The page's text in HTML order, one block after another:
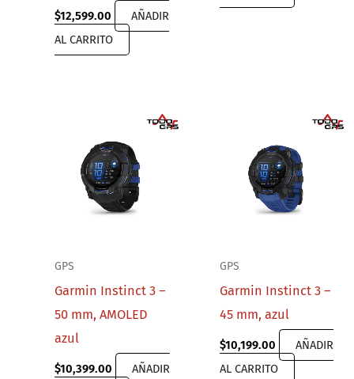
$12,599.00
AÑADIR
AL CARRITO
GPS
Garmin Instinct 3 –
50 mm, AMOLED
azul
$10,399.00
AÑADIR
GPS
Garmin Instinct 3 –
45 mm, azul
$10,199.00
AÑADIR
AL CARRITO